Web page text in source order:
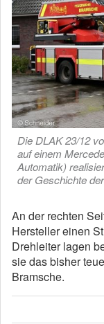
Die DLAK 23/12
auf einem
Automatik)
der Geschichte
An der rechten
Hersteller einen
Drehleiter lagen
sie das bisher
Bramsche.